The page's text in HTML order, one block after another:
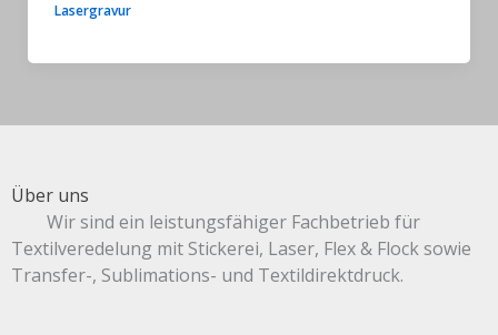
Lasergravur
Über uns
Wir sind ein leistungsfähiger Fachbetrieb für
Textilveredelung mit Stickerei, Laser, Flex & Flock sowie
Transfer-, Sublimations- und Textildirektdruck.